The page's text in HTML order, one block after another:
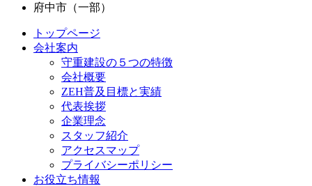
府中市（一部）
トップページ
会社案内
守重建設の５つの特徴
会社概要
ZEH普及目標と実績
代表挨拶
企業理念
スタッフ紹介
アクセスマップ
プライバシーポリシー
お役立ち情報